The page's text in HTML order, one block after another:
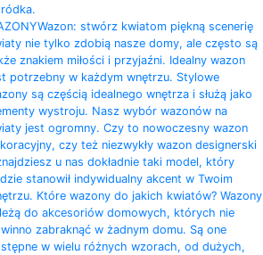
Wazon: stwórz kwiatom piękną scenerię
nie tylko zdobią nasze domy, ale często są
znakiem miłości i przyjaźni. Idealny wazon
potrzebny w każdym wnętrzu. Stylowe
są częścią idealnego wnętrza i służą jako
wystroju. Nasz wybór wazonów na
jest ogromny. Czy to nowoczesny wazon
czy też niezwykły wazon designerski
u nas dokładnie taki model, który
stanowił indywidualny akcent w Twoim
Które wazony do jakich kwiatów? Wazony
do akcesoriów domowych, których nie
zabraknąć w żadnym domu. Są one
w wielu różnych wzorach, od dużych,